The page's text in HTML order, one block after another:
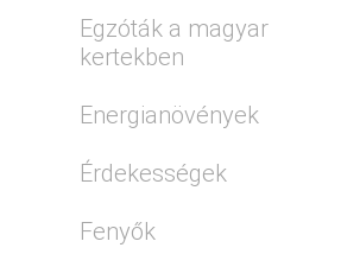
Egzóták a magyar
kertekben
Energianövények
Érdekességek
Fenyők